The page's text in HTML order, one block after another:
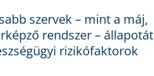
szervek – mint a máj,
rendszer – állapotát
rizikófaktorok